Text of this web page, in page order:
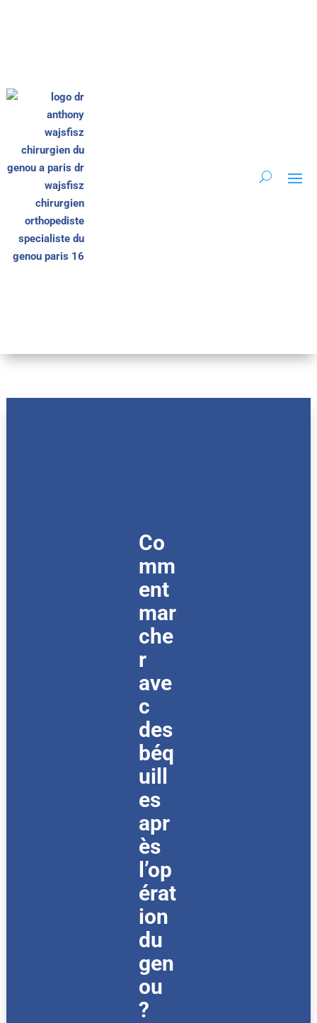
Co
mm
ent
mar
che
r
ave
c
des
béq
uill
es
apr
ès
l’op
érat
ion
du
gen
ou
?